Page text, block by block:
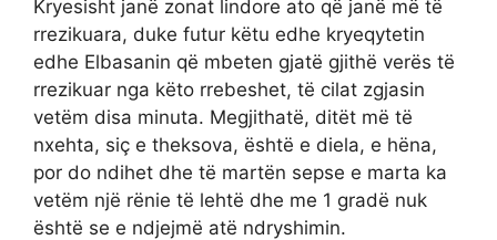
Kryesisht janë zonat lindore ato që janë më të
rrezikuara, duke futur këtu edhe kryeqytetin
edhe Elbasanin që mbeten gjatë gjithë verës të
rrezikuar nga këto rrebeshet, të cilat zgjasin
vetëm disa minuta. Megjithatë, ditët më të
nxehta, siç e theksova, është e diela, e hëna,
por do ndihet dhe të martën sepse e marta ka
vetëm një rënie të lehtë dhe me 1 gradë nuk
është se e ndjejmë atë ndryshimin.